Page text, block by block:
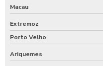
Macau
Extremoz
Porto Velho
Ariquemes